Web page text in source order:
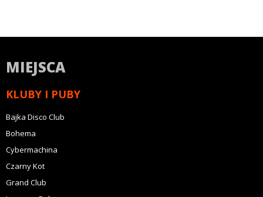
MIEJSCA
KLUBY I PUBY
Bajka Disco Club
Bohema
Cybermachina
Czarny Kot
Grand Club